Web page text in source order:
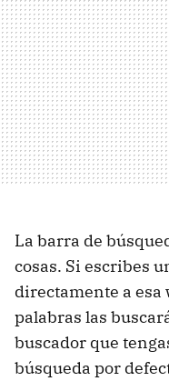
La barra de
cosas. Si escribes
directamente a esa
palabras las
buscador que
búsqueda por